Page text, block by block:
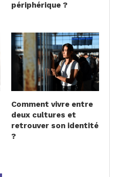
périphérique ?
Comment vivre entre
deux cultures et
retrouver son identité
?